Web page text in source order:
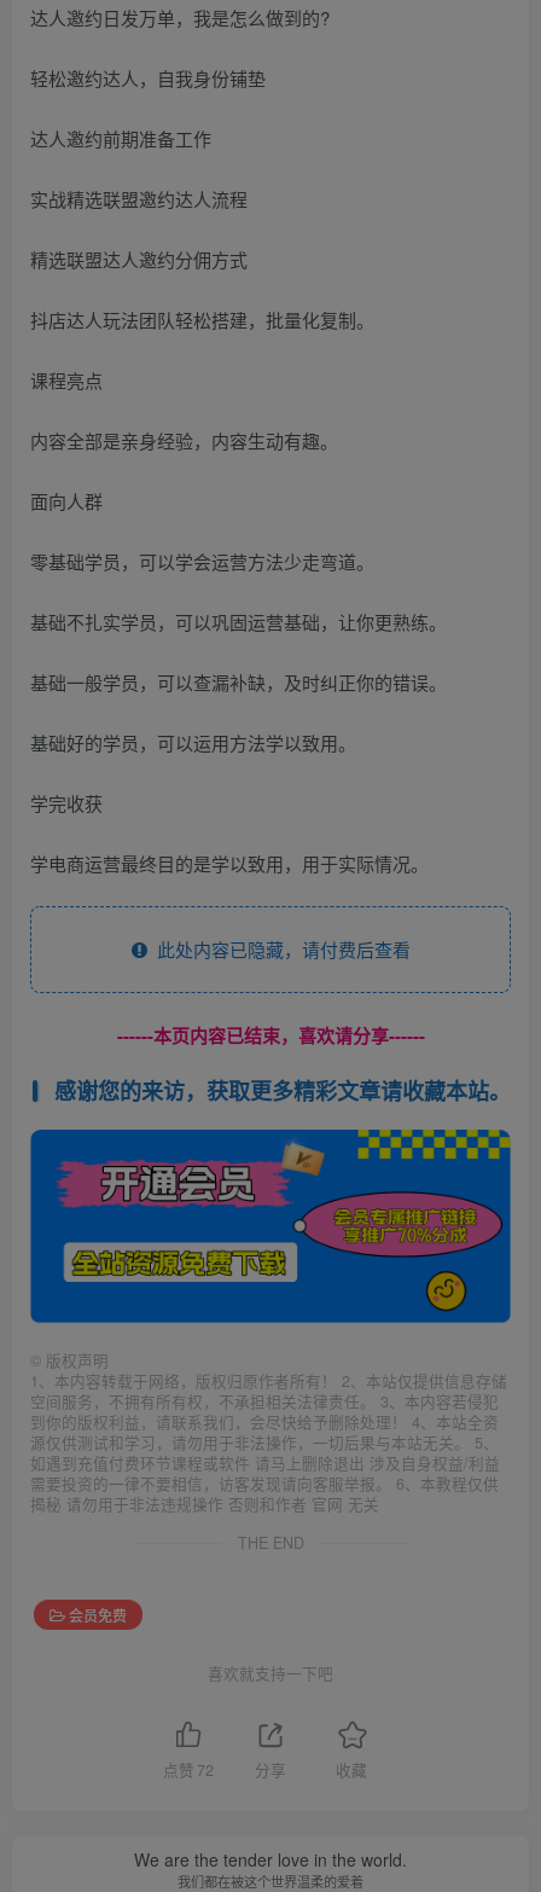
达人邀约日发万单，我是怎么做到的?
轻松邀约达人，自我身份铺垫
达人邀约前期准备工作
实战精选联盟邀约达人流程
精选联盟达人邀约分佣方式
抖店达人玩法团队轻松搭建，批量化复制。
课程亮点
内容全部是亲身经验，内容生动有趣。
面向人群
零基础学员，可以学会运营方法少走弯道。
基础不扎实学员，可以巩固运营基础，让你更熟练。
基础一般学员，可以查漏补缺，及时纠正你的错误。
基础好的学员，可以运用方法学以致用。
学完收获
学电商运营最终目的是学以致用，用于实际情况。
此处内容已隐藏，请付费后查看
------本页内容已结束，喜欢请分享------
感谢您的来访，获取更多精彩文章请收藏本站。
© 版权声明
1、本内容转载于网络，版权归原作者所有！ 2、本站仅提供信息存储
空间服务，不拥有所有权，不承担相关法律责任。 3、本内容若侵犯
到你的版权利益，请联系我们，会尽快给予删除处理！ 4、本站全资
源仅供测试和学习，请勿用于非法操作，一切后果与本站无关。 5、
如遇到充值付费环节课程或软件 请马上删除退出 涉及自身权益/利益
需要投资的一律不要相信，访客发现请向客服举报。 6、本教程仅供
揭秘 请勿用于非法违规操作 否则和作者 官网 无关
THE END
会员免费
喜欢就支持一下吧
点赞 72 分享 收藏
We are the tender love in the world.
我们都在被这个世界温柔的爱着